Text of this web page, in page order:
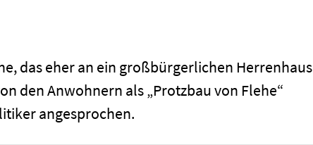
das eher an ein großbürgerlichen Herrenhaus
den Anwohnern als „Protzbau von Flehe“
angesprochen.